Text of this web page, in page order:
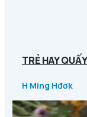
TRẺ HAY
H Ming Hđơk